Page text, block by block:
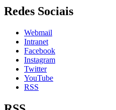
Redes Sociais
Webmail
Intranet
Facebook
Instagram
Twitter
YouTube
RSS